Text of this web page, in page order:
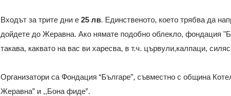
Входът за трите дни е 25 лв. Единственото, което трябва да
дойдете до Жеравна. Ако нямате подобно облекло, фондация
такава, каквато на вас ви харесва, в т.ч. цървули,калпаци,
Организатори са Фондация “Българе”, съвместно с община
Жеравна” и ,,Бона фиде”.